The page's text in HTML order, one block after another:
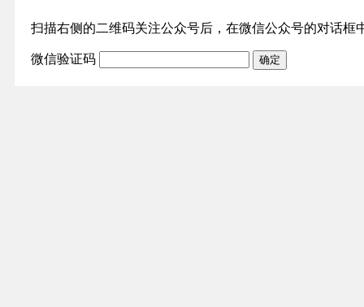
扫描右侧的二维码关注公众号后，在微信公众号的对话框
微信验证码